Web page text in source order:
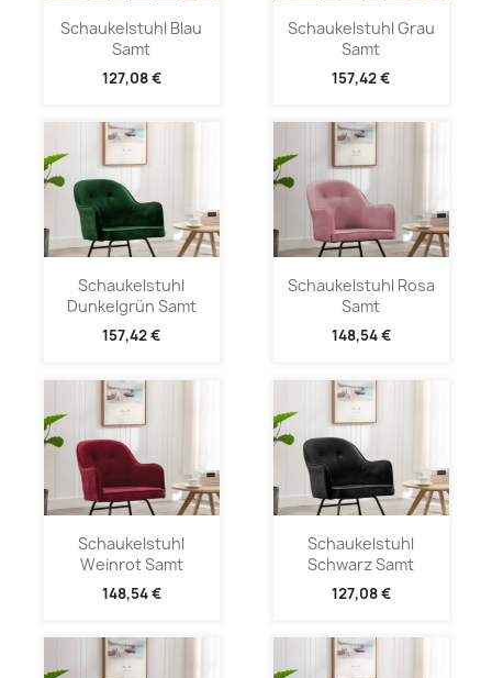
Schaukelstuhl Blau
Samt
127,08 €
Schaukelstuhl Grau
Samt
157,42 €
Schaukelstuhl
Dunkelgrün Samt
157,42 €
Schaukelstuhl Rosa
Samt
148,54 €
Schaukelstuhl
Weinrot Samt
148,54 €
Schaukelstuhl
Schwarz Samt
127,08 €